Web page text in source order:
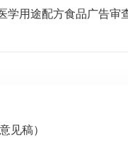
学用途配方食品广告审
见稿）